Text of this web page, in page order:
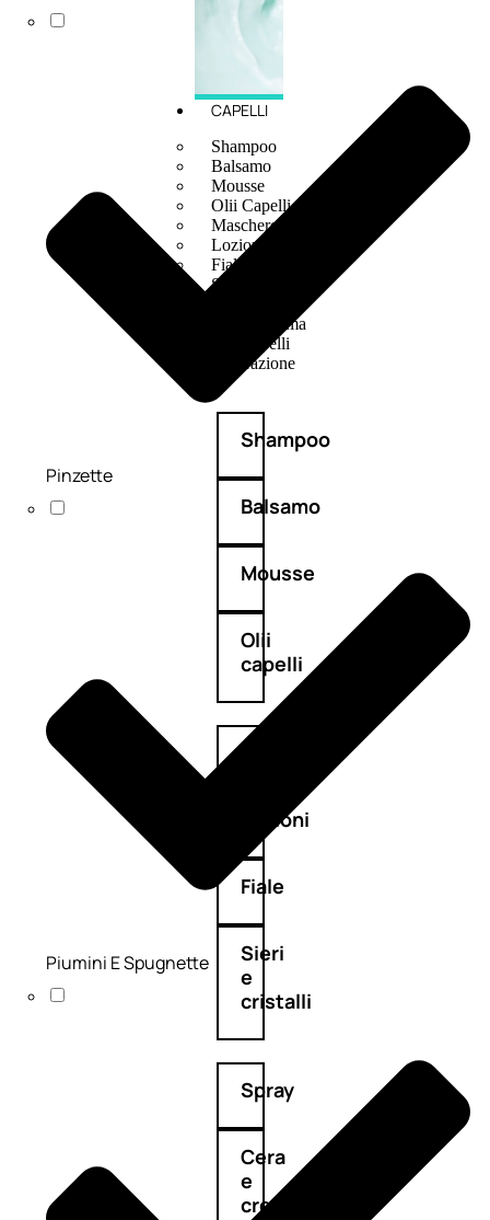
CAPELLI
Shampoo
Balsamo
Mousse
Olii Capelli
Maschere
Lozioni
Fiale
Sieri e Cristalli
Cera e Crema
Gel Capelli
Colorazione
Shampoo
Balsamo
Mousse
Olii
capelli
Maschere
Lozioni
Fiale
Sieri
e
cristalli
Spray
Cera
e
crema
Pinzette
Piumini E Spugnette